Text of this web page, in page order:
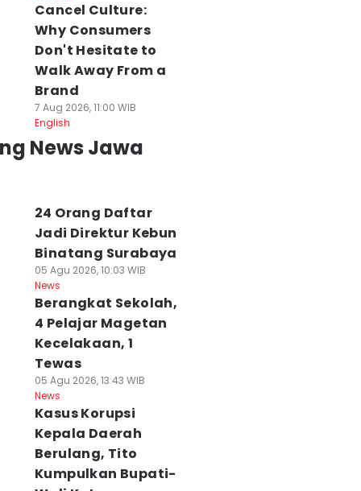
Cancel Culture:
Why Consumers
Don't Hesitate to
Walk Away From a
Brand
7 Aug 2026, 11:00 WIB
English
News Jawa
24 Orang Daftar
Jadi Direktur Kebun
Binatang Surabaya
05 Agu 2026, 10:03 WIB
News
Berangkat Sekolah,
4 Pelajar Magetan
Kecelakaan, 1
Tewas
05 Agu 2026, 13:43 WIB
News
Kasus Korupsi
Kepala Daerah
Berulang, Tito
Kumpulkan Bupati-